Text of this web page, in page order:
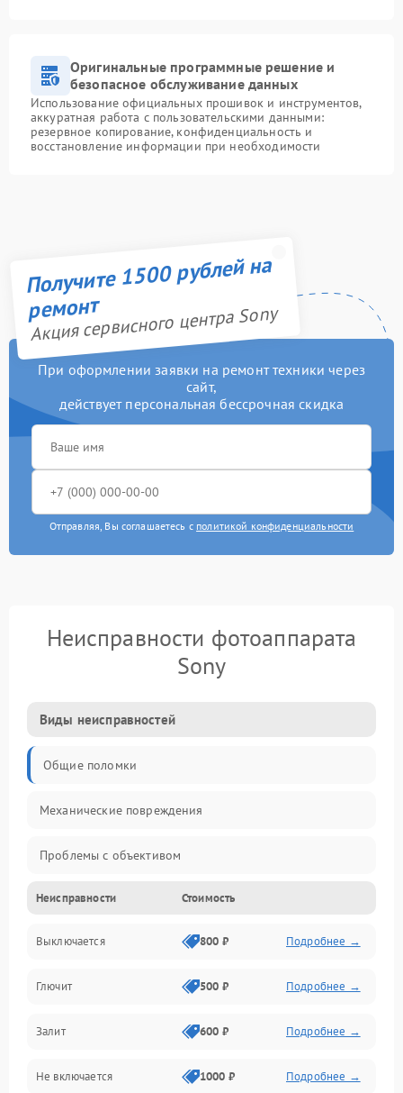
Оригинальные программные решение и
безопасное обслуживание данных
Использование официальных прошивок и инструментов,
аккуратная работа с пользовательскими данными:
резервное копирование, конфиденциальность и
восстановление информации при необходимости
Получите 1500 рублей на
ремонт
Акция сервисного центра Sony
При оформлении заявки на ремонт техники через
сайт,
действует персональная бессрочная скидка
Отправляя, Вы соглашаетесь с политикой конфиденциальности
Неисправности фотоаппарата
Sony
Виды неисправностей
Общие поломки
Механические повреждения
Проблемы с объективом
Электронные ошибки
Механические проблемы
Матрица и оптика
Питание и питание цепей
Проблемы с картами памяти
Неисправности Стоимость
Выключается 800 ₽ Подробнее →
Глючит 500 ₽ Подробнее →
Залит 600 ₽ Подробнее →
Не включается 1000 ₽ Подробнее →